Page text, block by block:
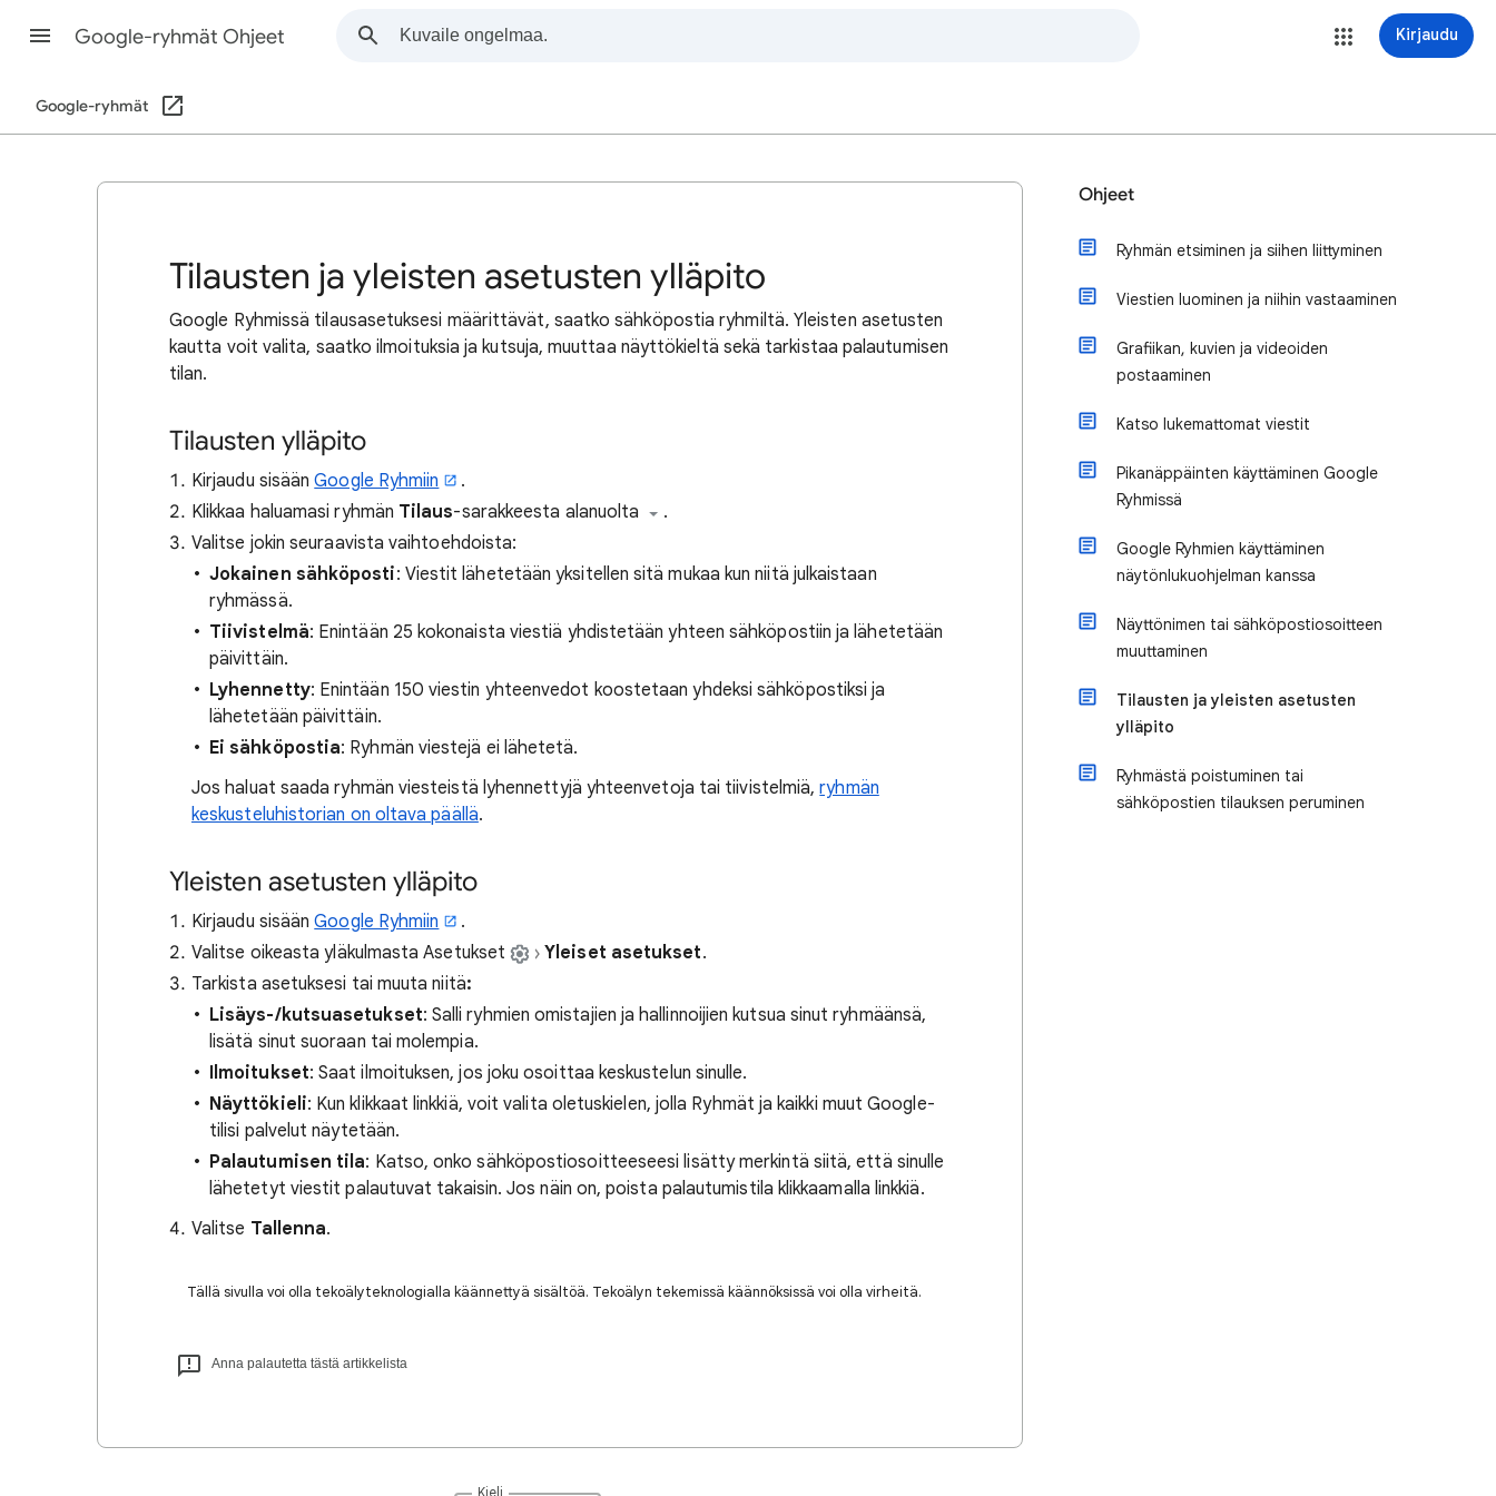
Google-ryhmät Ohjeet Kirjaudu
Google-ryhmät
Tilausten ja yleisten asetusten ylläpito
Google Ryhmissä tilausasetuksesi määrittävät, saatko sähköpostia ryhmiltä. Yleisten asetusten
kautta voit valita, saatko ilmoituksia ja kutsuja, muuttaa näyttökieltä sekä tarkistaa palautumisen
tilan.
Tilausten ylläpito
Kirjaudu sisäänGoogle Ryhmiin
.
Klikkaa haluamasi ryhmän Tilaus-sarakkeesta alanuolta
.
Valitse jokin seuraavista vaihtoehdoista:
Jokainen sähköposti: Viestit lähetetään yksitellen sitä mukaa kun niitä julkaistaan
ryhmässä.
Tiivistelmä: Enintään 25 kokonaista viestiä yhdistetään yhteen sähköpostiin ja lähetetään
päivittäin.
Lyhennetty: Enintään 150 viestin yhteenvedot koostetaan yhdeksi sähköpostiksi ja
lähetetään päivittäin.
Ei sähköpostia: Ryhmän viestejä ei lähetetä.
Jos haluat saada ryhmän viesteistä lyhennettyjä yhteenvetoja tai tiivistelmiä,ryhmän
keskusteluhistorian on oltava päällä.
Yleisten asetusten ylläpito
Kirjaudu sisäänGoogle Ryhmiin
.
Valitse oikeasta yläkulmasta Asetukset
Yleiset asetukset.
Tarkista asetuksesi tai muuta niitä:
Lisäys-/kutsuasetukset: Salli ryhmien omistajien ja hallinnoijien kutsua sinut ryhmäänsä,
lisätä sinut suoraan tai molempia.
Ilmoitukset: Saat ilmoituksen, jos joku osoittaa keskustelun sinulle.
Näyttökieli: Kun klikkaat linkkiä, voit valita oletuskielen, jolla Ryhmät ja kaikki muut Google-
tilisi palvelut näytetään.
Palautumisen tila: Katso, onko sähköpostiosoitteeseesi lisätty merkintä siitä, että sinulle
lähetetyt viestit palautuvat takaisin. Jos näin on, poista palautumistila klikkaamalla linkkiä.
Valitse Tallenna.
Tällä sivulla voi olla tekoälyteknologialla käännettyä sisältöä. Tekoälyn tekemissä käännöksissä voi olla virheitä.
Anna palautetta tästä artikkelista
Ohjeet
Ryhmän etsiminen ja siihen liittyminen
Viestien luominen ja niihin vastaaminen
Grafiikan, kuvien ja videoiden
postaaminen
Katso lukemattomat viestit
Pikanäppäinten käyttäminen Google
Ryhmissä
Google Ryhmien käyttäminen
näytönlukuohjelman kanssa
Näyttönimen tai sähköpostiosoitteen
muuttaminen
Tilausten ja yleisten asetusten
ylläpito
Ryhmästä poistuminen tai
sähköpostien tilauksen peruminen
Kieli